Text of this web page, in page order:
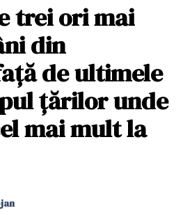
trei ori mai
din
de ultimele
țărilor unde
mai mult la